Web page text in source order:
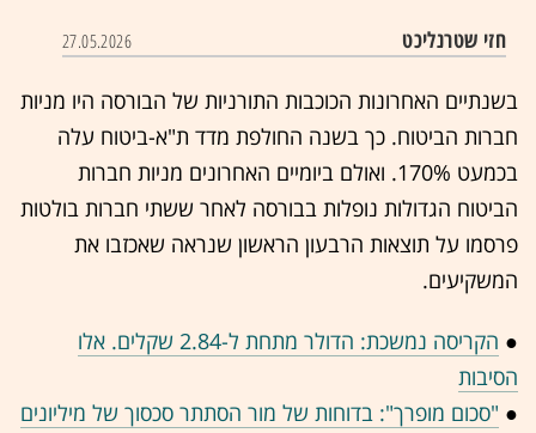
חזי שטרנליכט 27.05.2026
בשנתיים האחרונות הכוכבות התורניות של הבורסה היו מניות
חברות הביטוח. כך בשנה החולפת מדד ת"א-ביטוח עלה
בכמעט 170%. ואולם ביומיים האחרונים מניות חברות
הביטוח הגדולות נופלות בבורסה לאחר ששתי חברות בולטות
פרסמו על תוצאות הרבעון הראשון שנראה שאכזבו את
המשקיעים.
●
הקריסה נמשכת: הדולר מתחת ל-2.84 שקלים. אלו
הסיבות
● "סכום מופרך": בדוחות של מור הסתתר סכסוך של מיליונים